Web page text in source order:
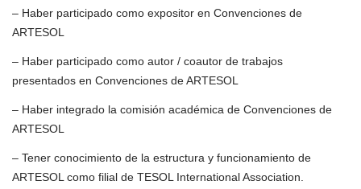
– Haber participado como expositor en Convenciones de
ARTESOL
– Haber participado como autor / coautor de trabajos
presentados en Convenciones de ARTESOL
– Haber integrado la comisión académica de Convenciones de
ARTESOL
– Tener conocimiento de la estructura y funcionamiento de
ARTESOL como filial de TESOL International Association.